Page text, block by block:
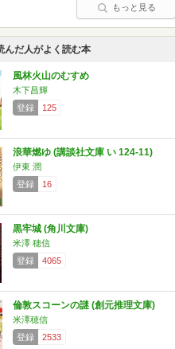
もっと見る
んだ人がよく読む本
風林火山のむすめ
木下昌輝
登録
125
浪華燃ゆ (講談社文庫 い 124-11)
伊東 潤
登録
16
黒牢城 (角川文庫)
米澤 穂信
登録
4065
倫敦スコーンの謎 (創元推理文庫)
米澤穂信
登録
2533